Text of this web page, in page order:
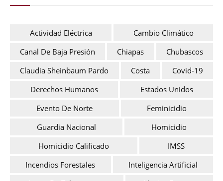
Actividad Eléctrica
Cambio Climático
Canal De Baja Presión
Chiapas
Chubascos
Claudia Sheinbaum Pardo
Costa
Covid-19
Derechos Humanos
Estados Unidos
Evento De Norte
Feminicidio
Guardia Nacional
Homicidio
Homicidio Calificado
IMSS
Incendios Forestales
Inteligencia Artificial